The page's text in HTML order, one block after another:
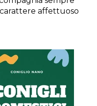
affettuoso